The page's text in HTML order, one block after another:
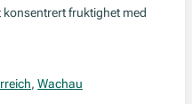
fruktighet med
, Wachau